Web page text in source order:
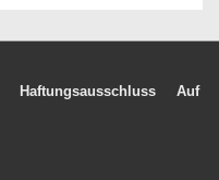
Haftungsausschluss
Auf